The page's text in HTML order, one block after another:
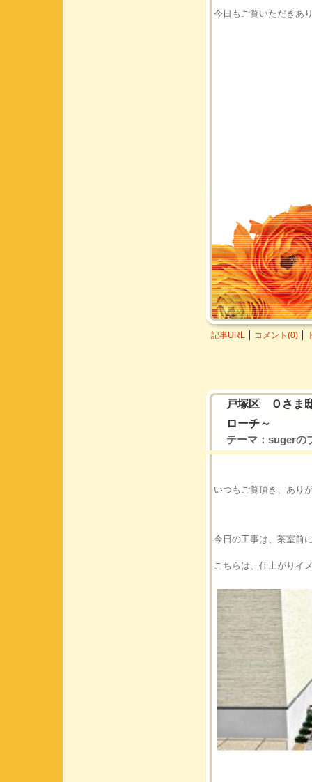
今日もご覧いただきあ
記事URL コメント(0)
戸塚区 Ｏさま
ローチ～
テーマ： sugerの
いつもご覧頂き、あり
今日の工事は、茶室前
こちらは、仕上がりイ